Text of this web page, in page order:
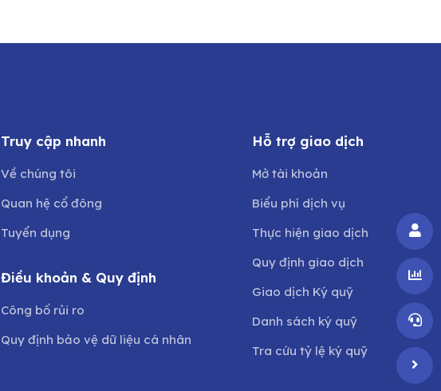
Truy cập nhanh
Về chúng tôi
Quan hệ cổ đông
Tuyển dụng
Điều khoản & Quy định
Công bố rủi ro
Quy định bảo vệ dữ liệu cá nhân
Hỗ trợ giao dịch
Mở tài khoản
Biểu phí dịch vụ
Thực hiện giao dịch
Quy định giao dịch
Giao dịch Ký quỹ
Danh sách ký quỹ
Tra cứu tỷ lệ ký quỹ